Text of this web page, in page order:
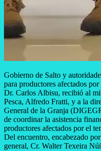
Gobierno de Salto y
para productores afectados
Dr. Carlos Albisu, recibió al
Pesca, Alfredo Fratti, y a la
General de la Granja
de coordinar la asistencia
productores afectados por el
Del encuentro, encabezado
general, Cr. Walter Texeira